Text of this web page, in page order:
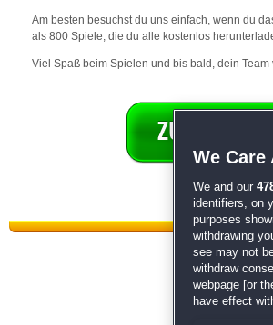
Am besten besuchst du uns einfach, wenn du
als 800 Spiele, die du alle kostenlos
Viel Spaß beim Spielen und bis bald, dein Team
We
We and our
identifiers, on
purposes
withdrawing
see may not
withdraw
webpage [or
have effect